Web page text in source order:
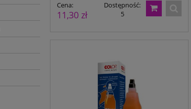
Cena:
11,30 zł
Dostępność:
5